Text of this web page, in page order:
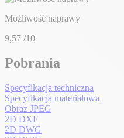
Możliwość naprawy
9,57 /10
Pobrania
Specyfikacja techniczna
Specyfikacja materiałowa
Obraz JPEG
2D DXF
2D DWG